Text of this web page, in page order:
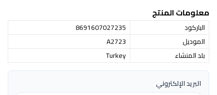
معلومات المنتج
الباركود
8691607027235
الموديل
A2723
بلد المنشاء
Turkey
البريد الإلكتروني